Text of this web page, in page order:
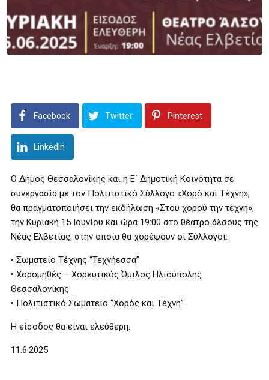
Facebook Twitter Pinterest
LinkedIn
Ο Δήμος Θεσσαλονίκης και η Ε΄ Δημοτική Κοινότητα σε
συνεργασία με τον Πολιτιστικό Σύλλογο «Χορό και Τέχνη»,
θα πραγματοποιήσει την εκδήλωση «Στου χορού την τέχνη»,
την Κυριακή 15 Ιουνίου και ώρα 19:00 στο θέατρο άλσους της
Νέας Ελβετίας, στην οποία θα χορέψουν οι Σύλλογοι:
• Σωματείο Τέχνης “Τεχνήεσσα”
• Χορομηθές – Χορευτικός Όμιλος Ηλιούπολης
Θεσσαλονίκης
• Πολιτιστικό Σωματείο “Χορός και Τέχνη”
Η είσοδος θα είναι ελεύθερη.
11.6.2025